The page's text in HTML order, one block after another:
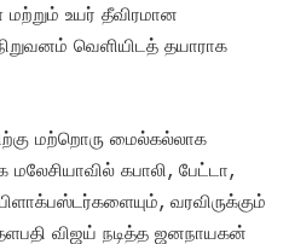
உயர் தீவிரமான
வெளியிடத் தயாராக
மற்றொரு மைல்கல்லாக
கபாலி, பேட்டா,
வரவிருக்கும்
விஜய் நடித்த ஜனநாயகன்